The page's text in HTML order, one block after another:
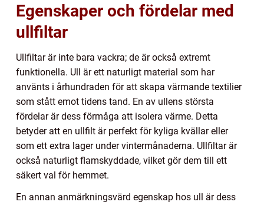
Egenskaper och fördelar med
ullfiltar
Ullfiltar är inte bara vackra; de är också extremt
funktionella. Ull är ett naturligt material som har
använts i århundraden för att skapa värmande textilier
som stått emot tidens tand. En av ullens största
fördelar är dess förmåga att isolera värme. Detta
betyder att en ullfilt är perfekt för kyliga kvällar eller
som ett extra lager under vintermånaderna. Ullfiltar är
också naturligt flamskyddade, vilket gör dem till ett
säkert val för hemmet.
En annan anmärkningsvärd egenskap hos ull är dess